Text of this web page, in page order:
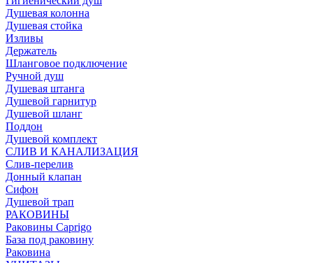
Душевая колонна
Душевая стойка
Изливы
Держатель
Шланговое подключение
Ручной душ
Душевая штанга
Душевой гарнитур
Душевой шланг
Поддон
Душевой комплект
СЛИВ И КАНАЛИЗАЦИЯ
Слив-перелив
Донный клапан
Сифон
Душевой трап
РАКОВИНЫ
Раковины Caprigo
База под раковину
Раковина